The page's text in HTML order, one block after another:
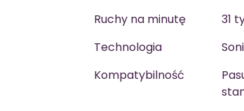
Ruchy na minutę
31
Technologia
Kompatybilność